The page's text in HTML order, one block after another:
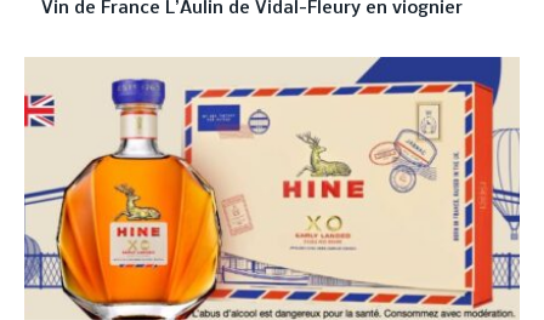
Vin de France L’Aulin de Vidal-Fleury en viognier